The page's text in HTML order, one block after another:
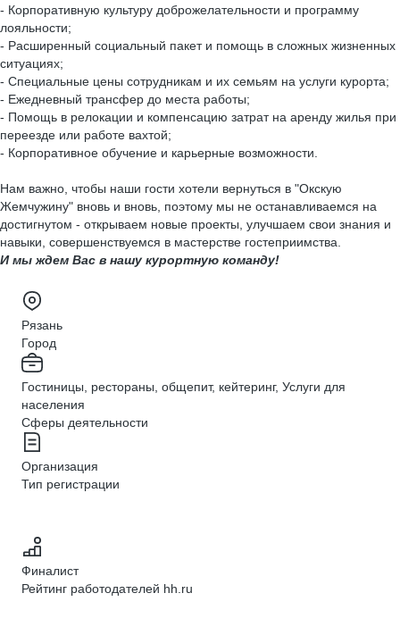
- Корпоративную культуру доброжелательности и программу
лояльности;
- Расширенный социальный пакет и помощь в сложных жизненных
ситуациях;
- Специальные цены сотрудникам и их семьям на услуги курорта;
- Ежедневный трансфер до места работы;
- Помощь в релокации и компенсацию затрат на аренду жилья при
переезде или работе вахтой;
- Корпоративное обучение и карьерные возможности.
Нам важно, чтобы наши гости хотели вернуться в "Окскую
Жемчужину" вновь и вновь, поэтому мы не останавливаемся на
достигнутом - открываем новые проекты, улучшаем свои знания и
навыки, совершенствуемся в мастерстве гостеприимства.
И мы ждем Вас в нашу курортную команду!
Рязань
Город
Гостиницы, рестораны, общепит, кейтеринг, Услуги для
населения
Сферы деятельности
Организация
Тип регистрации
Финалист
Рейтинг работодателей hh.ru